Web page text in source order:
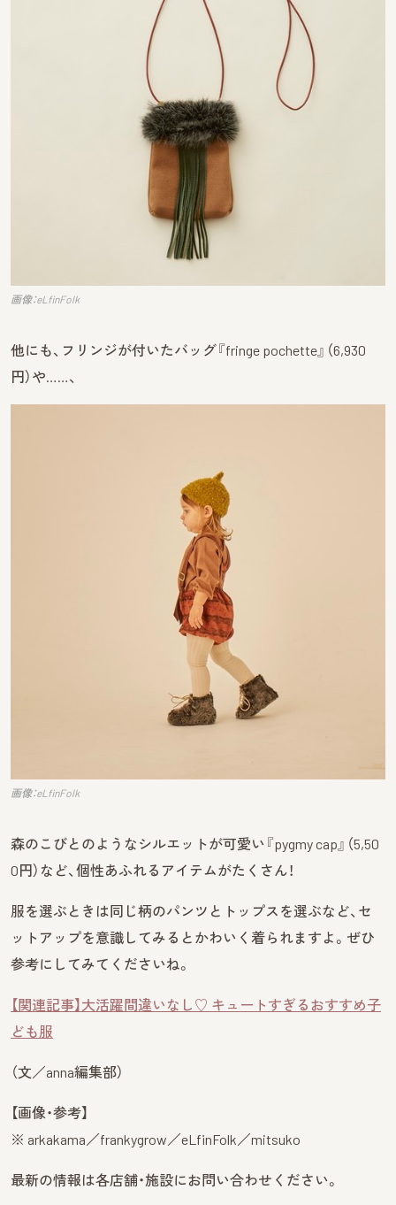
画像：eLfinFolk
他にも、フリンジが付いたバッグ『fringe pochette』（6,930
円）や……、
画像：eLfinFolk
森のこびとのようなシルエットが可愛い『pygmy cap』（5,50
0円）など、個性あふれるアイテムがたくさん！
服を選ぶときは同じ柄のパンツとトップスを選ぶなど、セ
ットアップを意識してみるとかわいく着られますよ。ぜひ
参考にしてみてくださいね。
【関連記事】大活躍間違いなし♡ キュートすぎるおすすめ子
ども服
（文／anna編集部）
【画像・参考】
※ arkakama／frankygrow／eLfinFolk／mitsuko
最新の情報は各店舗・施設にお問い合わせください。